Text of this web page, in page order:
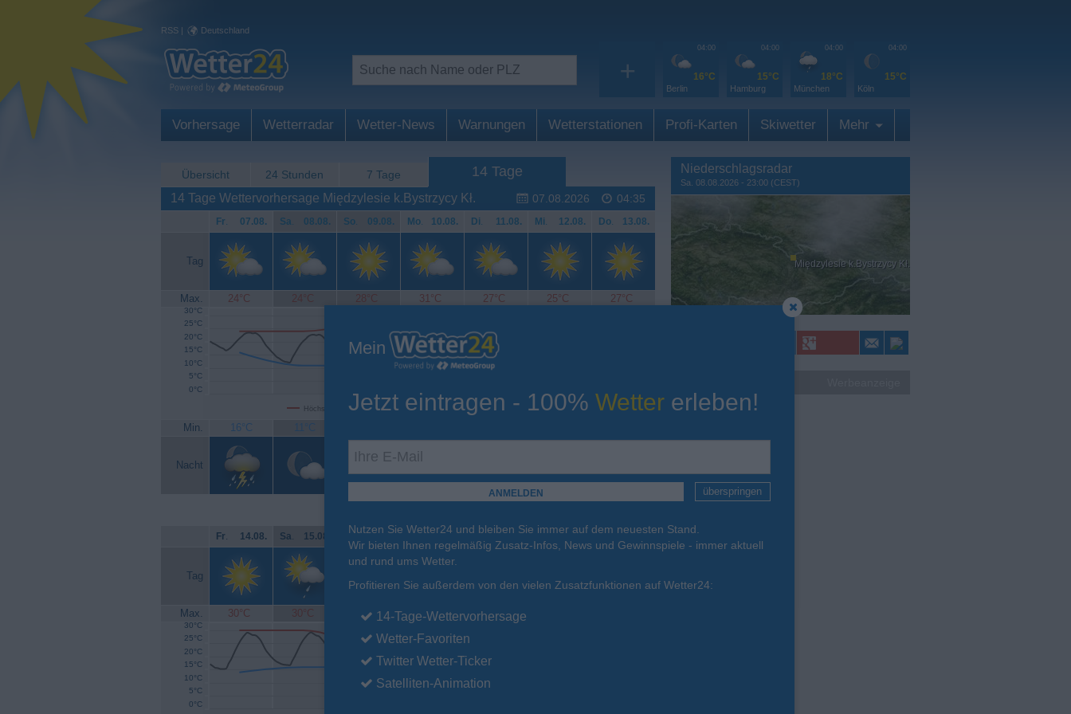
RSS | Deutschland
+
04:00
16°C
Berlin
04:00
15°C
Hamburg
04:00
18°C
München
04:00
15°C
Köln
Vorhersage Wetterradar Wetter-News Warnungen Wetterstationen Profi-Karten Skiwetter Mehr
Übersicht 24 Stunden 7 Tage 14 Tage
07.08.2026 04:35
14 Tage Wettervorhersage Międzylesie k.Bystrzycy Kł.
Fr. 07.08. Sa. 08.08. So. 09.08. Mo. 10.08. Di. 11.08. Mi. 12.08. Do. 13.08.
Tag
Max. 24°C 24°C 28°C 31°C 27°C 25°C 27°C
Höchsttemperatur Tiefsttemperatur Aktuelle Temperatur
0°C
5°C
10°C
15°C
20°C
25°C
30°C
Min. 16°C 11°C
Nacht
Fr. 14.08. Sa. 15.08. So. 16.08. Mo. 17.08. Di. 18.08. Mi. 19.08. Do. 20.08.
Tag
Max. 30°C 30°C 25°C 25°C 21°C
0°C
5°C
10°C
15°C
20°C
25°C
30°C
Niederschlagsradar
Sa. 08.08.2026 - 23:00 (CEST)
Międzylesie k.Bystrzycy Kł.
Mein
Jetzt eintragen - 100% Wetter erleben!
überspringen
Nutzen Sie Wetter24 und bleiben Sie immer auf dem neuesten Stand.
Wir bieten Ihnen regelmäßig Zusatz-Infos, News und Gewinnspiele - immer aktuell
und rund ums Wetter.
Profitieren Sie außerdem von den vielen Zusatzfunktionen auf Wetter24:
14-Tage-Wettervorhersage
Wetter-Favoriten
Twitter Wetter-Ticker
Satelliten-Animation